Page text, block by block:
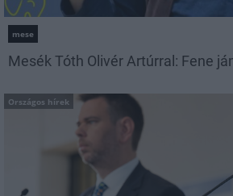
mese
Mesék Tóth Olivér Artúrral: Fene
Országos hírek